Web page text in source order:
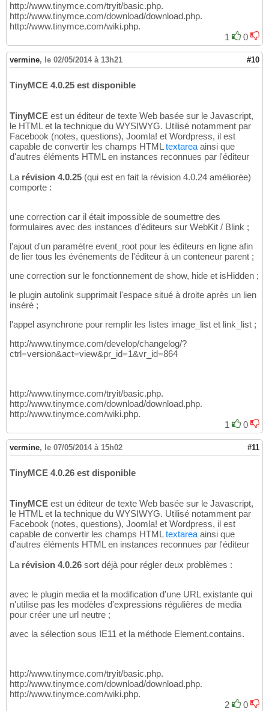
http://www.tinymce.com/tryit/basic.php.
http://www.tinymce.com/download/download.php.
http://www.tinymce.com/wiki.php.
1
0
vermine, le 02/05/2014 à 13h21 #10
TinyMCE 4.0.25 est disponible
TinyMCE est un éditeur de texte Web basée sur le Javascript,
le HTML et la technique du WYSIWYG. Utilisé notamment par
Facebook (notes, questions), Joomla! et Wordpress, il est
capable de convertir les champs HTML textarea ainsi que
d'autres éléments HTML en instances reconnues par l'éditeur
La révision 4.0.25 (qui est en fait la révision 4.0.24 améliorée)
comporte :
une correction car il était impossible de soumettre des
formulaires avec des instances d'éditeurs sur WebKit / Blink ;
l'ajout d'un paramètre event_root pour les éditeurs en ligne afin
de lier tous les événements de l'éditeur à un conteneur parent ;
une correction sur le fonctionnement de show, hide et isHidden ;
le plugin autolink supprimait l'espace situé à droite après un lien
inséré ;
l'appel asynchrone pour remplir les listes image_list et link_list ;
http://www.tinymce.com/develop/changelog/?
ctrl=version&act=view&pr_id=1&vr_id=864
http://www.tinymce.com/tryit/basic.php.
http://www.tinymce.com/download/download.php.
http://www.tinymce.com/wiki.php.
1
0
vermine, le 07/05/2014 à 15h02 #11
TinyMCE 4.0.26 est disponible
TinyMCE est un éditeur de texte Web basée sur le Javascript,
le HTML et la technique du WYSIWYG. Utilisé notamment par
Facebook (notes, questions), Joomla! et Wordpress, il est
capable de convertir les champs HTML textarea ainsi que
d'autres éléments HTML en instances reconnues par l'éditeur
La révision 4.0.26 sort déjà pour régler deux problèmes :
avec le plugin media et la modification d'une URL existante qui
n'utilise pas les modèles d'expressions régulières de media
pour créer une url neutre ;
avec la sélection sous IE11 et la méthode Element.contains.
http://www.tinymce.com/tryit/basic.php.
http://www.tinymce.com/download/download.php.
http://www.tinymce.com/wiki.php.
2
0